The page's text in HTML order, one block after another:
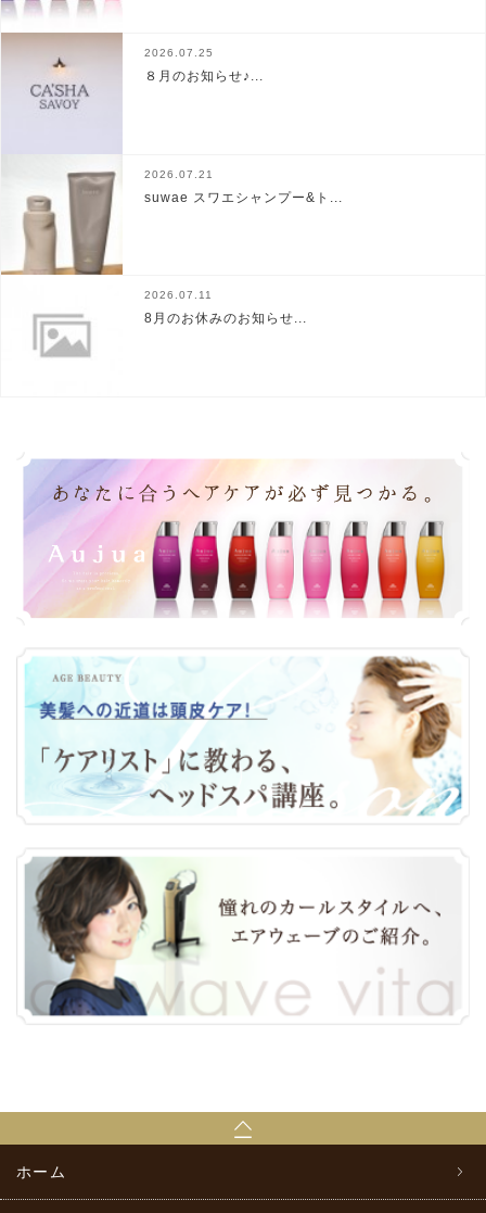
2026.07.25
８月のお知らせ♪...
2026.07.21
suwae スワエシャンプー&ト...
2026.07.11
8月のお休みのお知らせ...
ホーム